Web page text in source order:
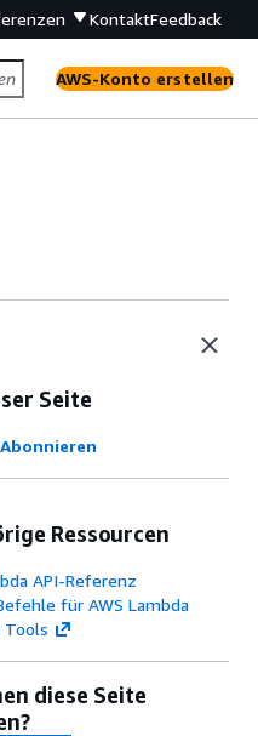
KontaktFeedback
AWS-Konto erstellen
Seite
Abonnieren
Ressourcen
API-Referenz
für AWS Lambda
Tools
diese Seite